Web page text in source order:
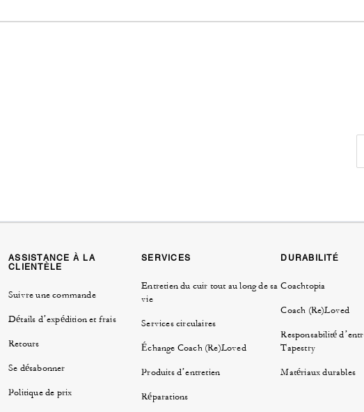
ASSISTANCE À LA
CLIENTÈLE
Suivre une commande
Détails d’expédition et frais
Retours
Se désabonner
Politique de prix
SERVICES
Entretien du cuir tout au long de sa
vie
Services circulaires
Échange Coach (Re)Loved
Produits d’entretien
Réparations
DURABILITÉ
Coachtopia
Coach (Re)Loved
Responsabilité
Tapestry
Matériaux durables